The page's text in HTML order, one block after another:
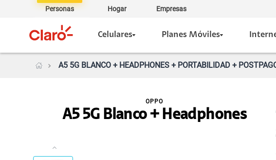
Personas Hogar Empresas
Celulares Planes Móviles
A5 5G BLANCO + HEADPHONES + PORTABILIDAD +
A5 5G Blanco + Headphones
OPPO